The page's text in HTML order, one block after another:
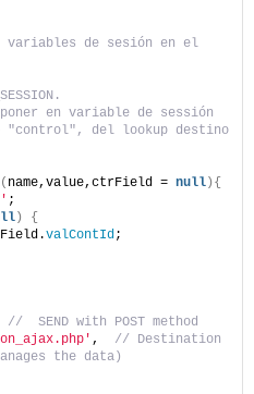
variables de sesión en el
en variable de sessión
"control", del lookup destino
( name,value,ctrField = null){
;
)
{
valContId;
//  SEND with POST method
, // Destination
the data)